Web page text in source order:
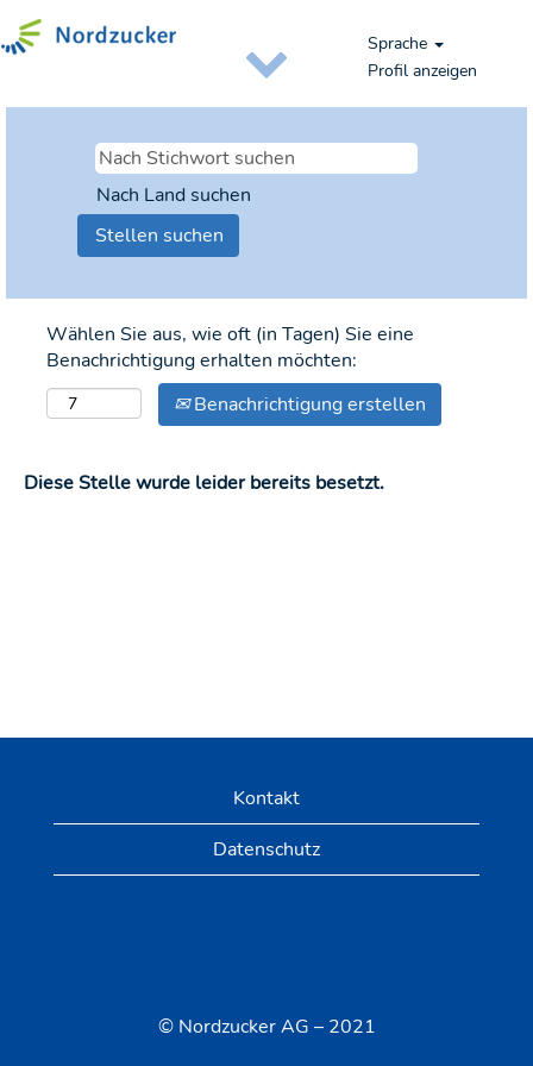
Sprache
Profil anzeigen
Nach Land suchen
Wählen Sie aus, wie oft (in Tagen) Sie eine
Benachrichtigung erhalten möchten:
Benachrichtigung erstellen
Diese Stelle wurde leider bereits besetzt.
Kontakt
Datenschutz
© Nordzucker AG – 2021